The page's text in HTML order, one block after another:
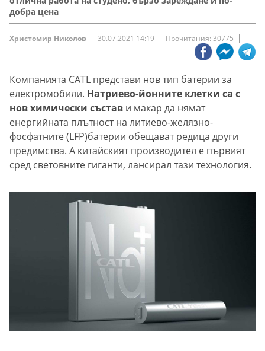
добра цена
Христомир Николов 30.07.2021 14:19 Прочитания: 30775
Компанията CATL представи нов тип батерии за
електромобили. Натриево-йонните клетки са с
нов химически състав и макар да нямат
енергийната плътност на литиево-желязно-
фосфатните (LFP)батерии обещават редица други
предимства. А китайският производител е първият
сред световните гиганти, лансирал тази технология.